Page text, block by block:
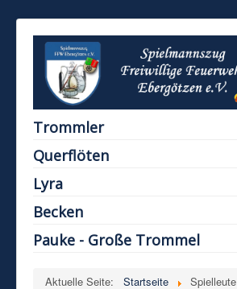
Trommler
Querflöten
Lyra
Becken
Pauke - Große Trommel
Aktuelle Seite: Startseite Spielleute